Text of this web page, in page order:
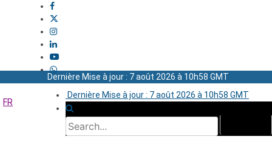
Dernière Mise à jour : 7 août 2026 à 10h58 GMT
Dernière Mise à jour : 7 août 2026 à 10h58 GMT
FR